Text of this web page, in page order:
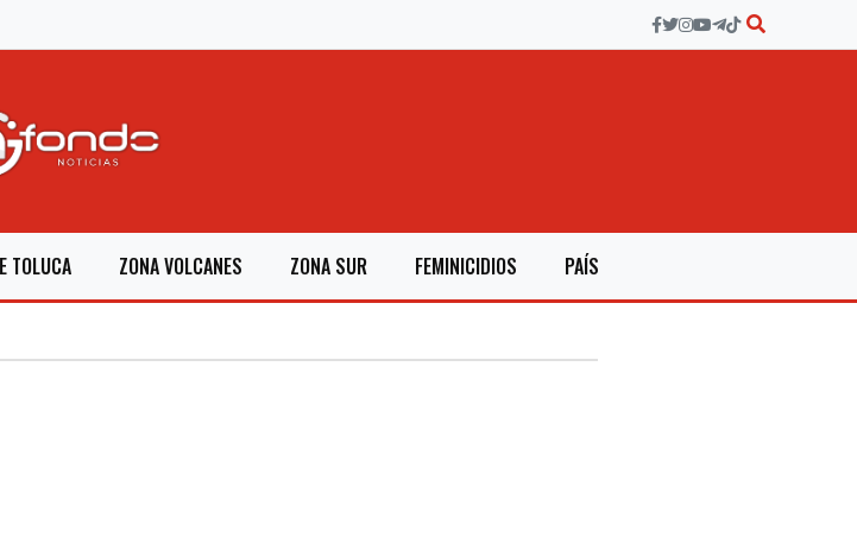
TOLUCA ZONA VOLCANES ZONA SUR FEMINICIDIOS PAÍS